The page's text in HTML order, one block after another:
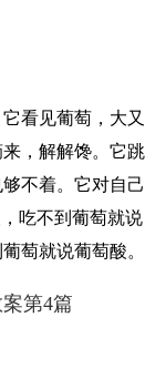
看见葡萄，大又
，解解馋。它跳
不着。它对自己
吃不到葡萄就说
萄就说葡萄酸。
第4篇